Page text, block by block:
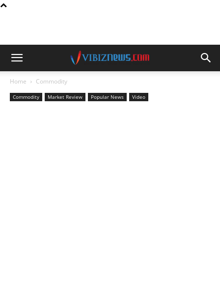
Home Commodity
Commodity Market Review Popular News Video